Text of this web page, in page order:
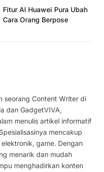
Fitur AI Huawei Pura Ubah
Cara Orang Berpose
seorang Content Writer di
dan GadgetVIVA,
menulis artikel informatif
mencakup
game. Dengan
menarik dan mudah
menghadirkan konten